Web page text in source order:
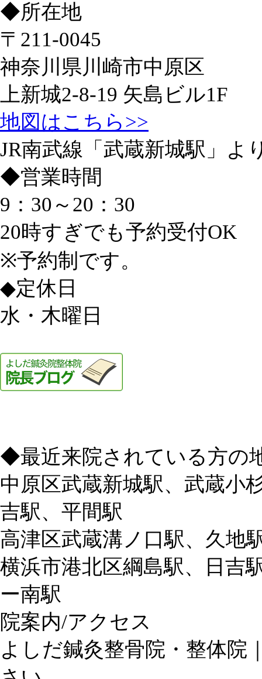
◆所在地
〒211-0045
神奈川県川崎市中原区
上新城2-8-19 矢島ビル1F
地図はこちら>>
JR南武線「武蔵新城駅」よ
◆営業時間
9：30～20：30
20時すぎでも予約受付OK
※予約制です。
◆定休日
水・木曜日
◆最近来院されている方の
中原区武蔵新城駅、武蔵小
吉駅、平間駅
高津区武蔵溝ノ口駅、久地
横浜市港北区綱島駅、日吉
ー南駅
院案内/アクセス
よしだ鍼灸整骨院・整体院